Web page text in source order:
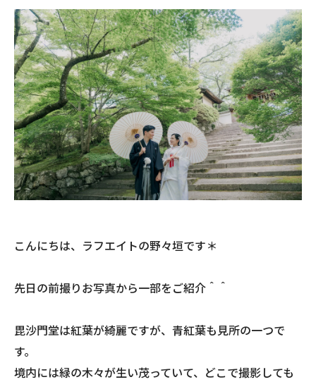
こんにちは、ラフエイトの野々垣です＊
先日の前撮りお写真から一部をご紹介＾＾
毘沙門堂は紅葉が綺麗ですが、青紅葉も見所の一つで
す。
境内には緑の木々が生い茂っていて、どこで撮影しても